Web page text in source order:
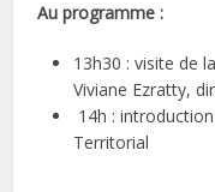
Au programme :
13h30 : visite de
Viviane Ezratty,
14h :
Territorial